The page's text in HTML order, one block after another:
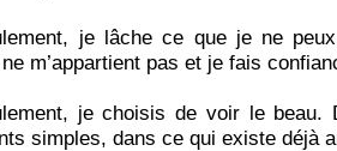
je lâche ce que je ne
m’appartient pas et je fais
je choisis de voir le
simples, dans ce qui existe déjà